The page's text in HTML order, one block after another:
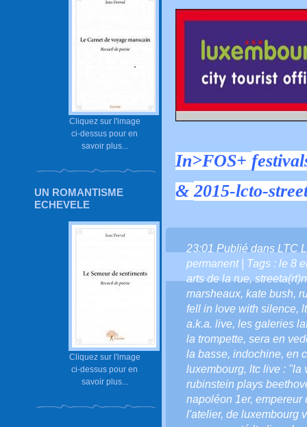
Cliquez sur l'image
ci-dessus pour en
savoir plus...
UN ROMANTISME
ECHEVELE
Cliquez sur l'image
ci-dessus pour en
savoir plus...
In>FOS+
&2015-lcto-
23:01 Publié dans LTC
permanent| Tags : le 8
arts de la rue,
marsheaux, kate bush,
fell in love with silence,
a.k.a. live, les galeries
la trompette, sera en
la basse, indochine, en
luxembourg, ltc live : "la
rubinstein plays
napoléon 1er, empereur
l'atelier, de luxembourg